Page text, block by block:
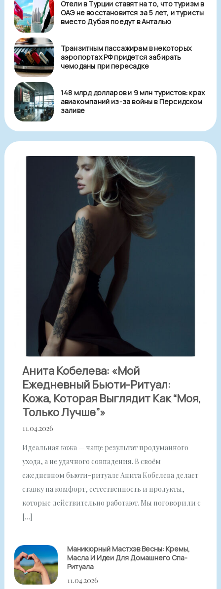
Отели в Турции ставят на то, что туризм в
ОАЭ не восстановится за 5 лет, и туристы
вместо Дубая поедут в Анталью
Транзитным пассажирам в некоторых
аэропортах РФ придется забирать
чемоданы при пересадке
148 млрд долларов и 9 млн туристов: крах
авиакомпаний из-за войны в Персидском
заливе
Анита Кобелева: «Мой
Ежедневный Бьюти-Ритуал:
Кожа, Которая Выглядит Как “моя,
Только Лучше”»
11.04.2026
Идеальная кожа — чаще результат продуманного
ухода, а не удачного совпадения. В своём
ежедневном бьюти-ритуале Анита Кобелева делает
ставку на комфорт, естественность и продукты,
которые действительно работают. Мы поговорили с
[…]
Маникюрный Мастхэв Весны: Кремы,
Масла И Идеи Для Домашнего Спа-
Ритуала
11.04.2026